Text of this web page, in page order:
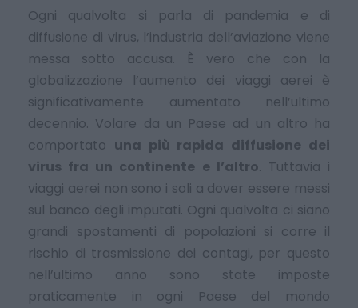
Ogni qualvolta si parla di pandemia e di
diffusione di virus, l’industria dell’aviazione viene
messa sotto accusa. È vero che con la
globalizzazione l’aumento dei viaggi aerei è
significativamente aumentato nell’ultimo
decennio. Volare da un Paese ad un altro ha
comportato una più rapida diffusione dei
virus fra un continente e l’altro. Tuttavia i
viaggi aerei non sono i soli a dover essere messi
sul banco degli imputati. Ogni qualvolta ci siano
grandi spostamenti di popolazioni si corre il
rischio di trasmissione dei contagi, per questo
nell’ultimo anno sono state imposte
praticamente in ogni Paese del mondo